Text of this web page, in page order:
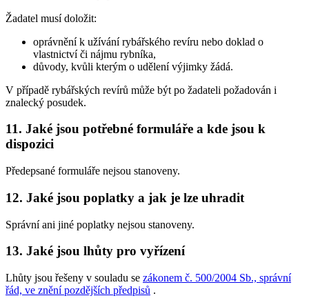
Žadatel musí doložit:
oprávnění k užívání rybářského revíru nebo doklad o
vlastnictví či nájmu rybníka,
důvody, kvůli kterým o udělení výjimky žádá.
V případě rybářských revírů může být po žadateli požadován i
znalecký posudek.
11. Jaké jsou potřebné formuláře a kde jsou k
dispozici
Předepsané formuláře nejsou stanoveny.
12. Jaké jsou poplatky a jak je lze uhradit
Správní ani jiné poplatky nejsou stanoveny.
13. Jaké jsou lhůty pro vyřízení
Lhůty jsou řešeny v souladu se zákonem č. 500/2004 Sb., správní
řád, ve znění pozdějších předpisů .